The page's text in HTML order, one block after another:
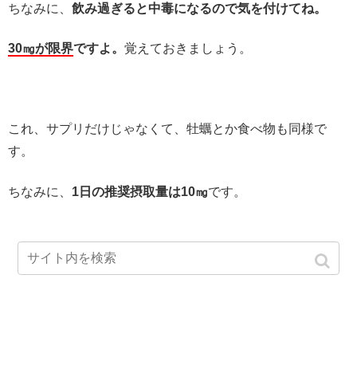
ちなみに、 飲み過ぎると中毒になるので気を付けてね。
30㎎が限界ですよ。 覚えておきましょう。
これ、サプリだけじゃなくて、牡蠣とか食べ物も同様で
す。
ちなみに、 1日の推奨摂取量は10㎎です。